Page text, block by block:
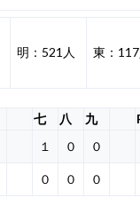
明：521人 東：
七 八 九
１ ０ ０
０ ０ ０